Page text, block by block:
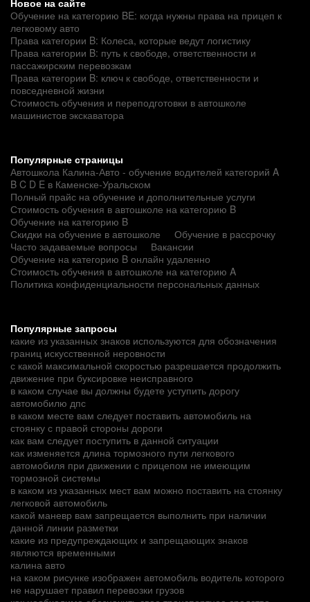
Обучение на категорию BE: когда нужны права на прицеп к
легковому авто
Права категории B: Колеса, которые ведут логистику
Права категории B: путь к свободе, ответственности и
пассажирским перевозкам
Права категории B: ключ к свободе, ответственности и
повседневной жизни
Стоимость обучения и переподготовки в автошколе
машинистов экскаватора
Популярные страницы
Автошкола Калина-Авто - обучение водителей категорий A
B C D E в Каменске-Уральском
Полный прайс на обучение и дополнительные услуги
Стоимость обучения в автошколе на категорию B
Обучение на категорию B
Скидки на обучение в автошколе
Обучение в рассрочку
Часто задаваемые вопросы
Вакансии
Обучение на категорию B онлайн удаленно
Стоимость обучения в автошколе на категорию A
Политика конфиденциальности персональных данных
Популярные запросы
какие из указанных знаков используются для обозначения
границ искусственной неровности
с какой максимальной скоростью разрешается продолжить
движение при буксировке неисправного
в каком случае вы должны будете уступить дорогу
автомобилю дпс
в каком месте вам следует поставить автомобиль на
стоянку с правой стороны дороги
как вам следует поступить в данной ситуации
как изменяется длина тормозного пути легкового
автомобиля при движении с прицепом не имеющим
тормозной системы
в каком из указанных мест вам можно поставить на стоянку
легковой автомобиль
какой маневр вам запрещается выполнить при наличии
данной линии разметки
какие из предупреждающих и запрещающих знаков
являются временными
калина авто
на каком рисунке изображен автомобиль водитель которого
не нарушает правил перевозки грузов